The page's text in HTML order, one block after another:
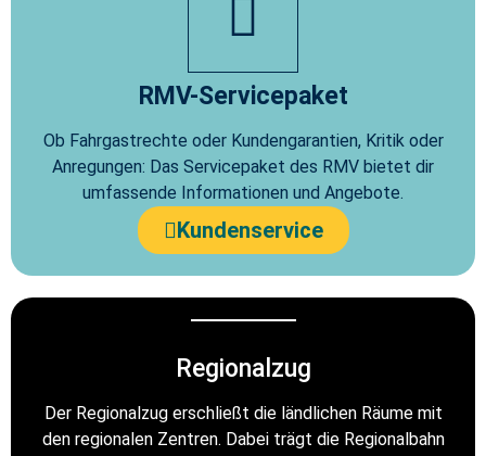
RMV-Servicepaket
Ob Fahrgastrechte oder Kundengarantien, Kritik oder
Anregungen: Das Servicepaket des RMV bietet dir
umfassende Informationen und Angebote.
Kundenservice
Regionalzug
Der Regionalzug erschließt die ländlichen Räume mit
den regionalen Zentren. Dabei trägt die Regionalbahn